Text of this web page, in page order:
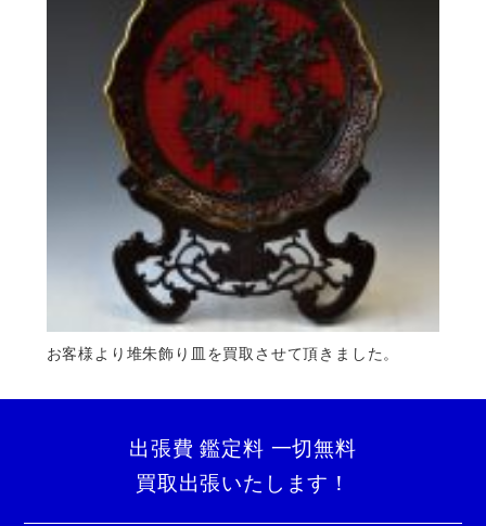
お客様より堆朱飾り皿を買取させて頂きました。
出張費 鑑定料 一切無料
買取出張いたします！